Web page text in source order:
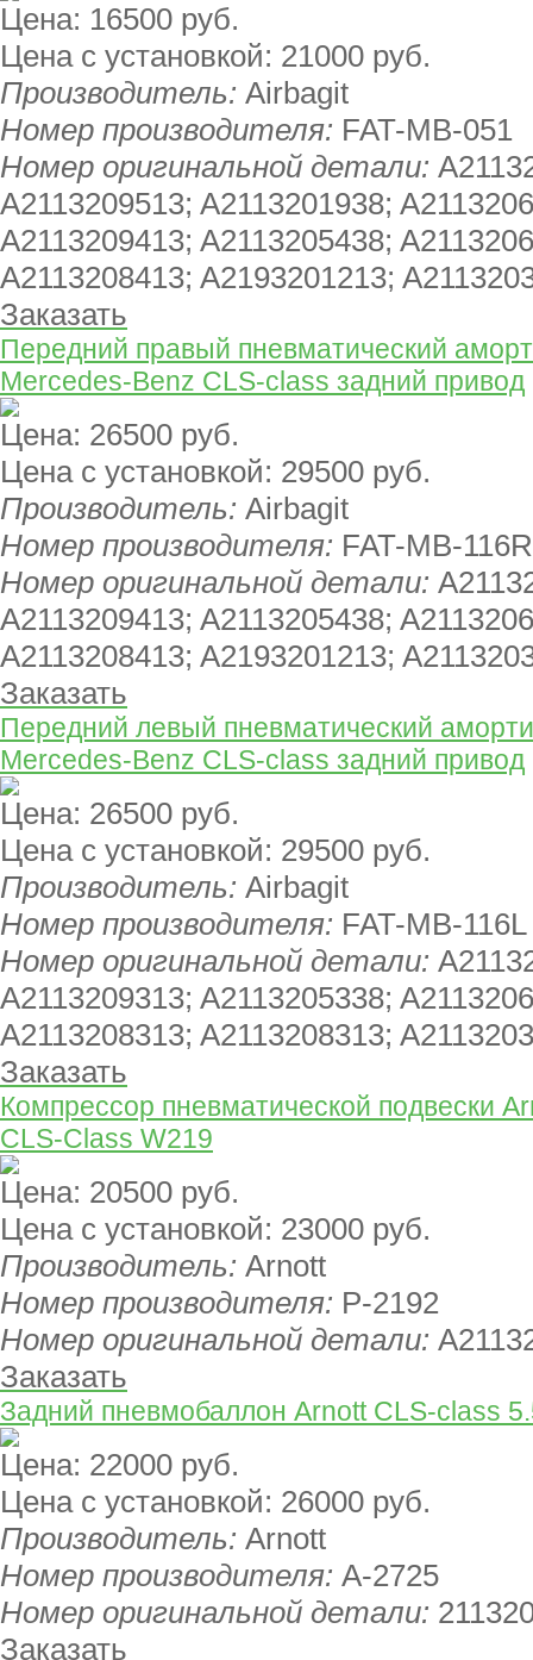
Цена: 16500 руб.
Цена с установкой: 21000 руб.
Производитель: Airbagit
Номер производителя: FAT-MB-051
Номер оригинальной детали:
A2113209513; A2113201938;
A2113209413; A2113205438;
A2113208413; A2193201213;
Заказать
Передний правый пневматический
Mercedes-Benz CLS-class задний привод
Цена: 26500 руб.
Цена с установкой: 29500 руб.
Производитель: Airbagit
Номер производителя: FAT-MB-116R
Номер оригинальной детали:
A2113209413; A2113205438;
A2113208413; A2193201213;
Заказать
Передний левый пневматический
Mercedes-Benz CLS-class задний привод
Цена: 26500 руб.
Цена с установкой: 29500 руб.
Производитель: Airbagit
Номер производителя: FAT-MB-116L
Номер оригинальной детали:
A2113209313; A2113205338;
A2113208313; A2113208313;
Заказать
Компрессор пневматической подвески
CLS-Class W219
Цена: 20500 руб.
Цена с установкой: 23000 руб.
Производитель: Arnott
Номер производителя: P-2192
Номер оригинальной детали:
Заказать
Задний пневмобаллон Arnott CLS-class
Цена: 22000 руб.
Цена с установкой: 26000 руб.
Производитель: Arnott
Номер производителя: A-2725
Номер оригинальной детали:
Заказать